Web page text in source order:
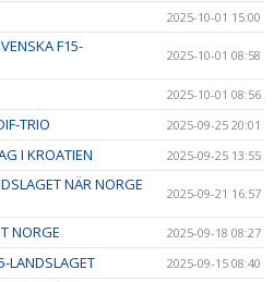
2025-10-01 15:00
F15-
2025-10-01 08:58
2025-10-01 08:56
TRIO 2025-09-25 20:01
I KROATIEN 2025-09-25 13:55
NÄR NORGE
2025-09-21 16:57
NORGE 2025-09-18 08:27
LANDSLAGET 2025-09-15 08:40